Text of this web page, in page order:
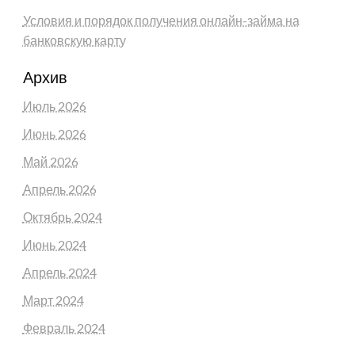
Условия и порядок получения онлайн-займа на
банковскую карту
Архив
Июль 2026
Июнь 2026
Май 2026
Апрель 2026
Октябрь 2024
Июнь 2024
Апрель 2024
Март 2024
Февраль 2024